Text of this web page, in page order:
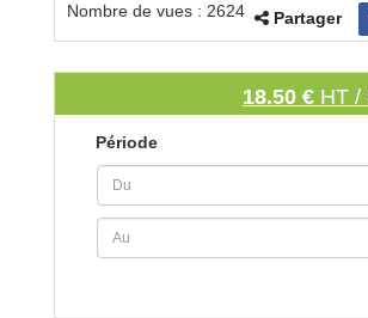
Nombre de vues : 2624 Partager
18.50 € HT /
Période